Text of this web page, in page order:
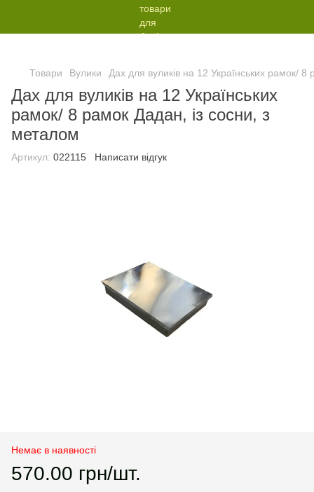
Товари Вулики Дах для вуликів на 12 Українських рамок/
Дах для вуликів на 12 Українських
рамок/ 8 рамок Дадан, із сосни, з
металом
Артикул: 022115 Написати відгук
Немає в наявності
570.00 грн/шт.